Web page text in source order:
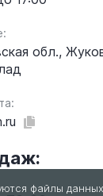
обл.,
файлы